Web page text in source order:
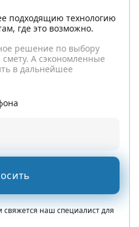
подходящию технологию
где это возможно.
решение по выбору
А сэкономленные
в дальнейшее
свяжется наш специалист для